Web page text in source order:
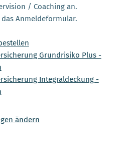
/ Coaching an.
Anmeldeformular.
Grundrisiko Plus -
Integraldeckung -
ändern